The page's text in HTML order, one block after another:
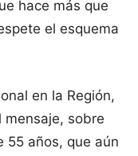
hace más que
el esquema
en la Región,
mensaje, sobre
55 años, que aún